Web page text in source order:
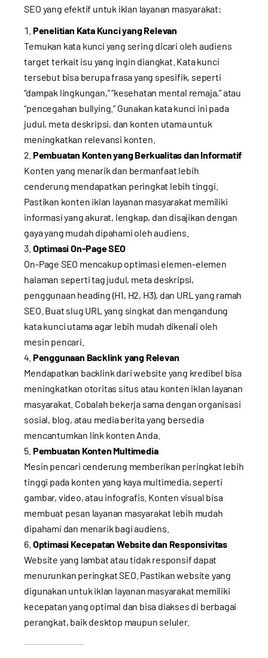
SEO yang efektif untuk iklan layanan masyarakat:
Penelitian Kata Kunci yang Relevan
Temukan kata kunci yang sering dicari oleh audiens
target terkait isu yang ingin diangkat. Kata kunci
tersebut bisa berupa frasa yang spesifik, seperti
“dampak lingkungan,” “kesehatan mental remaja,” atau
“pencegahan bullying.” Gunakan kata kunci ini pada
judul, meta deskripsi, dan konten utama untuk
meningkatkan relevansi konten.
Pembuatan Konten yang Berkualitas dan Informatif
Konten yang menarik dan bermanfaat lebih
cenderung mendapatkan peringkat lebih tinggi.
Pastikan konten iklan layanan masyarakat memiliki
informasi yang akurat, lengkap, dan disajikan dengan
gaya yang mudah dipahami oleh audiens.
Optimasi On-Page SEO
On-Page SEO mencakup optimasi elemen-elemen
halaman seperti tag judul, meta deskripsi,
penggunaan heading (H1, H2, H3), dan URL yang ramah
SEO. Buat slug URL yang singkat dan mengandung
kata kunci utama agar lebih mudah dikenali oleh
mesin pencari.
Penggunaan Backlink yang Relevan
Mendapatkan backlink dari website yang kredibel bisa
meningkatkan otoritas situs atau konten iklan layanan
masyarakat. Cobalah bekerja sama dengan organisasi
sosial, blog, atau media berita yang bersedia
mencantumkan link konten Anda.
Pembuatan Konten Multimedia
Mesin pencari cenderung memberikan peringkat lebih
tinggi pada konten yang kaya multimedia, seperti
gambar, video, atau infografis. Konten visual bisa
membuat pesan layanan masyarakat lebih mudah
dipahami dan menarik bagi audiens.
Optimasi Kecepatan Website dan Responsivitas
Website yang lambat atau tidak responsif dapat
menurunkan peringkat SEO. Pastikan website yang
digunakan untuk iklan layanan masyarakat memiliki
kecepatan yang optimal dan bisa diakses di berbagai
perangkat, baik desktop maupun seluler.